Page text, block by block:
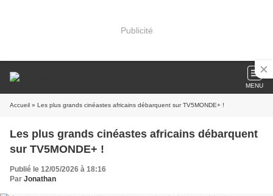
Publicité
MENU
Accueil » Les plus grands cinéastes africains débarquent sur TV5MONDE+ !
Les plus grands cinéastes africains débarquent
sur TV5MONDE+ !
Publié le 12/05/2026 à 18:16
Par Jonathan